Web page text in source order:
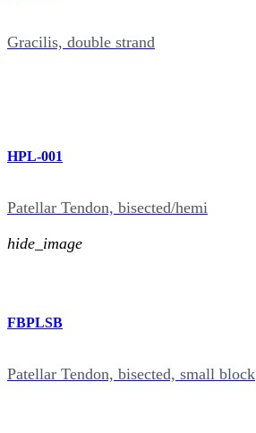
Gracilis, double strand
HPL-001
Patellar Tendon, bisected/hemi
hide_image
FBPLSB
Patellar Tendon, bisected, small block